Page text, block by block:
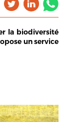
la biodiversité
un service